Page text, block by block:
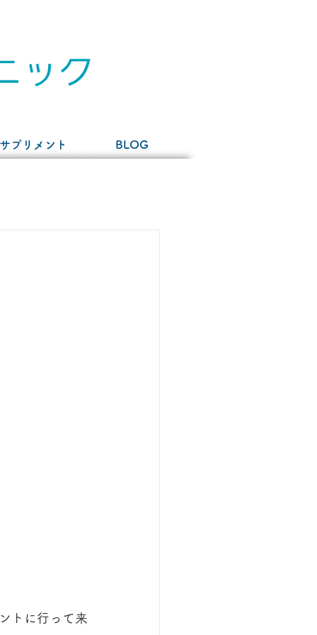
トに行って来
サプリメント BLOG